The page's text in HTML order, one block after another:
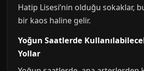
Hatip Lisesi’nin olduğu sokaklar,
bir kaos haline gelir.
Yoğun Saatlerde
Yollar